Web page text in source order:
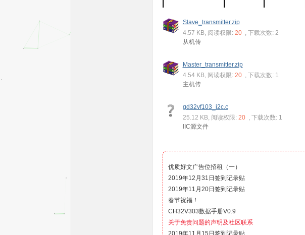
Slave_transmitter.zip
4.57 KB, 阅读权限: 20 , 下载次数: 2
从机传
Master_transmitter.zip
4.54 KB, 阅读权限: 20 , 下载次数: 1
主机传
gd32vf103_i2c.c
25.12 KB, 阅读权限: 20 , 下载次数: 1
IIC源文件
优质好文广告位招租（一）
2019年12月31日签到记录贴
2019年11月20日签到记录贴
春节祝福！
CH32V303数据手册V0.9
关于免责问题的声明及社区联系
2019年11月15日签到记录贴